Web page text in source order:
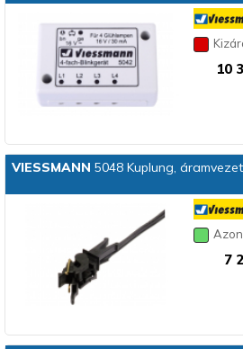
10
VIESSMANN 5048 Kuplung,
7